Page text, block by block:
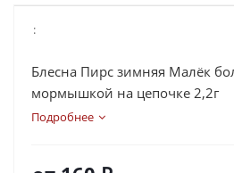
:
Блесна Пирс зимняя Малёк
мормышкой на цепочке 2,2г
Подробнее